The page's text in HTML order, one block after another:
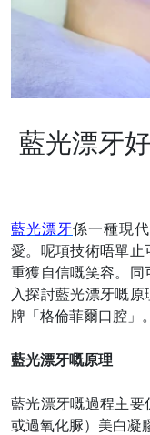
藍光漂牙
藍光漂牙係一種現
愛。呢項技術唔單止
重獲自信嘅笑容。同
入探討藍光漂牙嘅
牌「格倫菲爾口腔」。
藍光漂牙嘅原理
藍光漂牙嘅過程主要
或過氧化脲）美白凝